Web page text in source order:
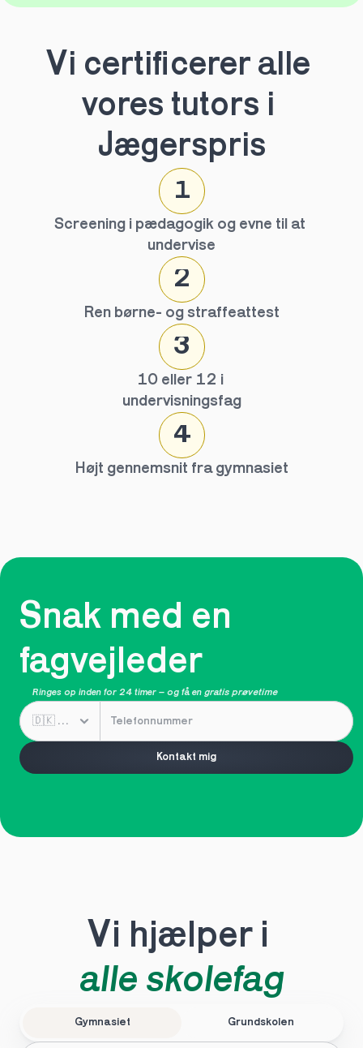
Vi certificerer alle
vores tutors i
Jægerspris
1
Screening i pædagogik og evne til at
undervise
2
Ren børne- og straffeattest
3
10 eller 12 i
undervisningsfag
4
Højt gennemsnit fra gymnasiet
Snak med en
fagvejleder
Ringes op inden for 24 timer – og få en gratis prøvetime
Kontakt mig
Vi hjælper i
alle skolefag
Gymnasiet Grundskolen